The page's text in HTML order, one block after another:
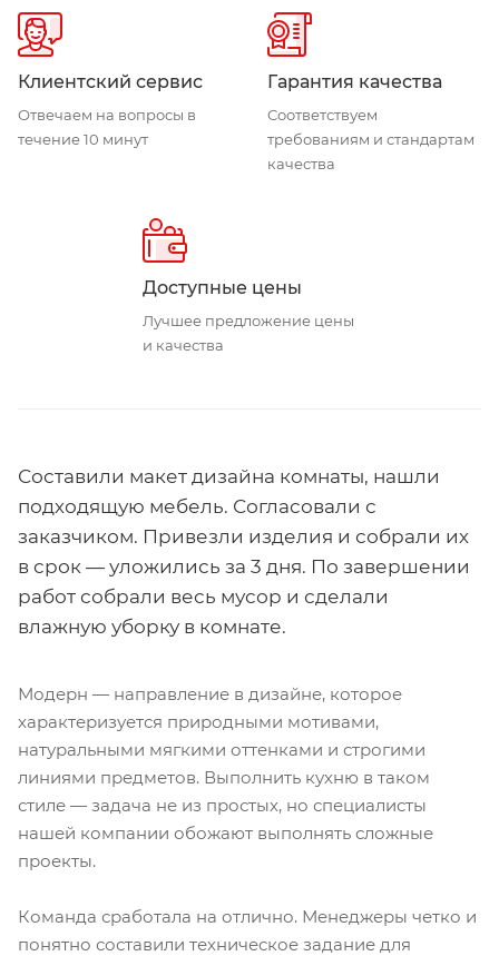
Клиентский сервис
Отвечаем на вопросы в
течение 10 минут
Гарантия качества
Соответствуем
требованиям и стандартам
качества
Доступные цены
Лучшее предложение цены
и качества
Составили макет дизайна комнаты, нашли
подходящую мебель. Согласовали с
заказчиком. Привезли изделия и собрали их
в срок — уложились за 3 дня. По завершении
работ собрали весь мусор и сделали
влажную уборку в комнате.
Модерн — направление в дизайне, которое
характеризуется природными мотивами,
натуральными мягкими оттенками и строгими
линиями предметов. Выполнить кухню в таком
стиле — задача не из простых, но специалисты
нашей компании обожают выполнять сложные
проекты.
Команда сработала на отлично. Менеджеры четко и
понятно составили техническое задание для